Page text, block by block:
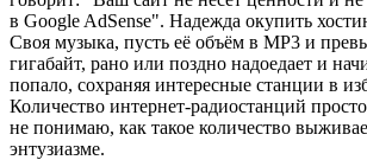
в Google AdSense". Надежда окупить
Своя музыка, пусть её объём в MP3 и
гигабайт, рано или поздно надоедает и
попало, сохраняя интересные станции в
Количество интернет-радиостанций
не понимаю, как такое количество
энтузиазме.